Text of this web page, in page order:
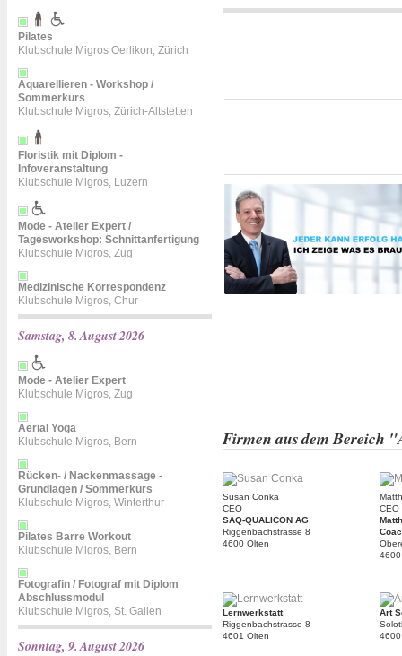
Pilates
Klubschule Migros Oerlikon, Zürich
Aquarellieren - Workshop /
Sommerkurs
Klubschule Migros, Zürich-Altstetten
Floristik mit Diplom -
Infoveranstaltung
Klubschule Migros, Luzern
Mode - Atelier Expert /
Tagesworkshop: Schnittanfertigung
Klubschule Migros, Zug
Medizinische Korrespondenz
Klubschule Migros, Chur
Samstag, 8. August 2026
Mode - Atelier Expert
Klubschule Migros, Zug
Aerial Yoga
Klubschule Migros, Bern
Rücken- / Nackenmassage -
Grundlagen / Sommerkurs
Klubschule Migros, Winterthur
Pilates Barre Workout
Klubschule Migros, Bern
Fotografin / Fotograf mit Diplom
Abschlussmodul
Klubschule Migros, St. Gallen
Sonntag, 9. August 2026
Firmen aus dem Bereich
Susan Conka
CEO
SAQ-QUALICON AG
Riggenbachstrasse 8
4600 Olten
CEO
Lernwerkstatt
Riggenbachstrasse 8
4601 Olten
Art